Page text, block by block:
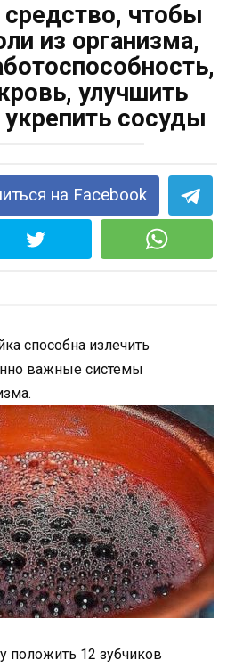
чтобы
из организма,
улучшить
сосуды
на Facebook
способна излечить
важные системы
положить 12 зубчиков